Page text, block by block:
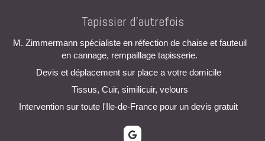
Tapissier d'autrefois
M. Zimmermann spécialiste en réfection de chaise et fauteuil
en cannage, rempaillage tapisserie.
Devis et déplacement sur place a votre domicile
Tissus, Cuir, similicuir, velours
Intervention sur toute l'Ile-de-France pour un devis gratuit